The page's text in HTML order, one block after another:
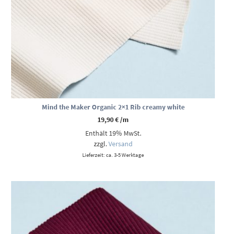
Mind the Maker Organic 2×1 Rib creamy white
19,90€/m
Enthält 19% MwSt.
zzgl.Versand
Lieferzeit: ca. 3-5 Werktage